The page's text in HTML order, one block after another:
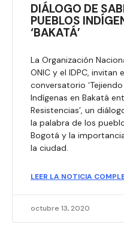
DIÁLOGO DE
PUEBLOS
‘BAKATÁ’
La Organización
ONIC y el IDPC, invitan
conversatorio
Indígenas en Bakatá
Resistencias’, un
la palabra de los
Bogotá y la
la ciudad.​
LEER LA NOTICIA
octubre 13, 2020